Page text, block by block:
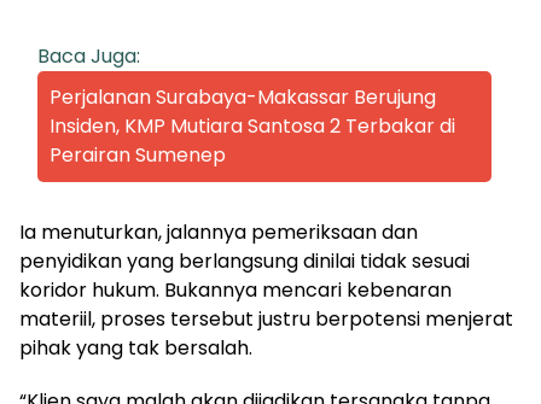
Baca Juga:
Perjalanan Surabaya-Makassar Berujung
Insiden, KMP Mutiara Santosa 2 Terbakar di
Perairan Sumenep
Ia menuturkan, jalannya pemeriksaan dan
penyidikan yang berlangsung dinilai tidak sesuai
koridor hukum. Bukannya mencari kebenaran
materiil, proses tersebut justru berpotensi menjerat
pihak yang tak bersalah.